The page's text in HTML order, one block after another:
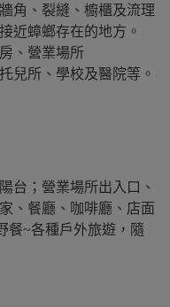
角、裂縫、櫥櫃及流理
近蟑螂存在的地方。
、營業場所
兒所、學校及醫院等。
台；營業場所出入口、
、餐廳、咖啡廳、店面
餐~各種戶外旅遊，隨